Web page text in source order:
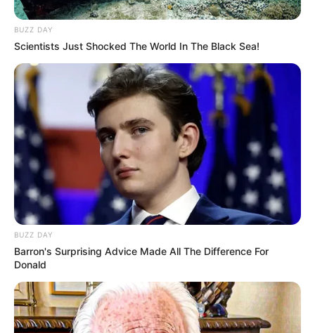
BUZZ DAY
Scientists Just Shocked The World In The Black Sea!
BUZZ DAY
Barron's Surprising Advice Made All The Difference For
Donald